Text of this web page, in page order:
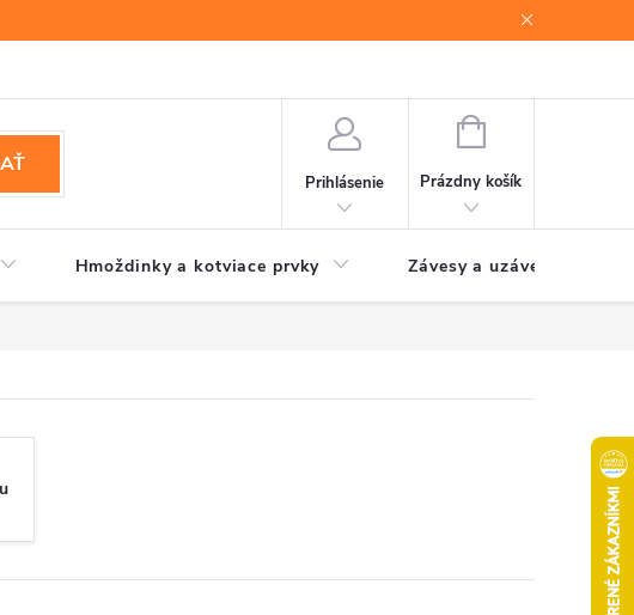
Prihlásenie
NÁKUPNÝ
Prázdny košík
Hmoždinky a kotviace prvky Závesy a uzávery brán